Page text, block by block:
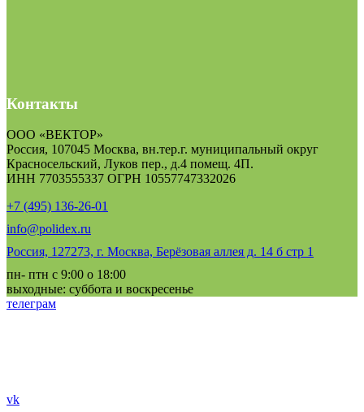
Контакты
ООО «ВЕКТОР»
Россия, 107045 Москва, вн.тер.г. муниципальный округ
Красносельский, Луков пер., д.4 помещ. 4П.
ИНН 7703555337 ОГРН 10557747332026
+7 (495) 136-26-01
info@polidex.ru
Россия, 127273, г. Москва, Берёзовая аллея д. 14 б стр 1
пн- птн с 9:00 о 18:00
выходные: суббота и воскресенье
телеграм
vk